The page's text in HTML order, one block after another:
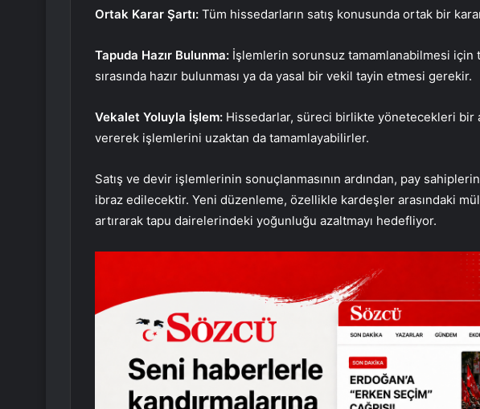
Ortak Karar Şartı: Tüm hissedarların satış konusunda ortak bir
Tapuda Hazır Bulunma: İşlemlerin sorunsuz tamamlanabilmesi için
sırasında hazır bulunması ya da yasal bir vekil tayin etmesi gerekir.
Vekalet Yoluyla İşlem: Hissedarlar, süreci birlikte yönetecekleri bir
vererek işlemlerini uzaktan da tamamlayabilirler.
Satış ve devir işlemlerinin sonuçlanmasının ardından, pay
ibraz edilecektir. Yeni düzenleme, özellikle kardeşler arasındaki
artırarak tapu dairelerindeki yoğunluğu azaltmayı hedefliyor.